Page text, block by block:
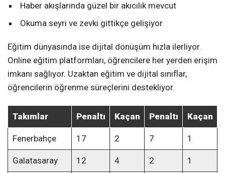
Haber akışlarında güzel bir akıcılık mevcut
Okuma seyri ve zevki gittikçe gelişiyor
Eğitim dünyasında ise dijital dönüşüm hızla ilerliyor.
Online eğitim platformları, öğrencilere her yerden erişim
imkanı sağlıyor. Uzaktan eğitim ve dijital sınıflar,
öğrencilerin öğrenme süreçlerini destekliyor.
Takımlar Penaltı Kaçan Penaltı Kaçan
Fenerbahçe 17 2 7 1
Galatasaray 12 4 2 1